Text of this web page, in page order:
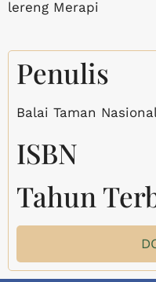
lereng Merapi
Penulis
Balai Taman
ISBN
Tahun